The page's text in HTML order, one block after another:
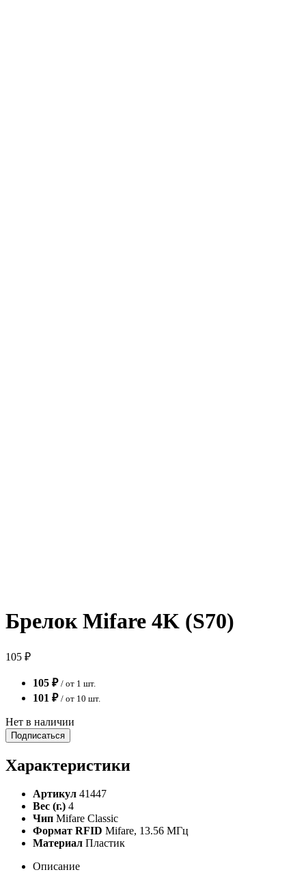
Брелок Mifare 4K (S70)
105 ₽
105 ₽ / от 1 шт.
101 ₽ / от 10 шт.
Нет в наличии
Подписаться
Характеристики
Артикул 41447
Вес (г.) 4
Чип Mifare Classic
Формат RFID Mifare, 13.56 МГц
Материал Пластик
Описание